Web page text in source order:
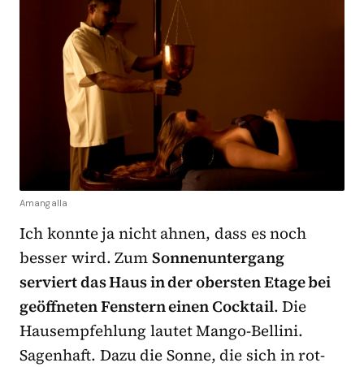
Amangalla
Ich konnte ja nicht ahnen, dass es noch
besser wird. ZumSonnenuntergang
serviert das Haus in der obersten Etage bei
geöffneten Fenstern einen Cocktail. Die
Hausempfehlung lautet Mango-Bellini.
Sagenhaft. Dazu die Sonne, die sich in rot-